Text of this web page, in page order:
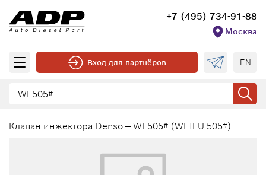
+7 (495) 734-91-88
Москва
Вход для партнёров EN
Клапан инжектора Denso — WF505# (WEIFU 505#)